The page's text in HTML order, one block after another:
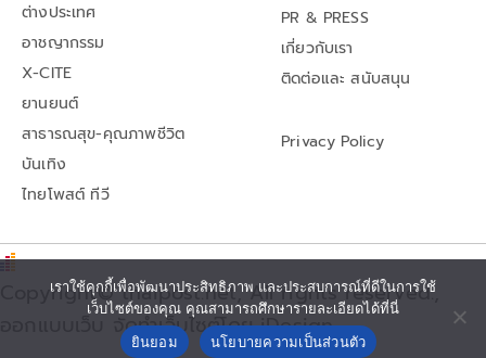
ต่างประเทศ
อาชญากรรม
X-CITE
ยานยนต์
สาธารณสุข-คุณภาพชีวิต
บันเทิง
ไทยโพสต์ ทีวี
PR & PRESS
เกี่ยวกับเรา
ติดต่อและ สนับสนุน
Privacy Policy
Copyright© thaipost.net, All rights reserved.,
ออกแบบเว็บ จัดทำเว็บไซต์โดย iDesign
เราใช้คุกกี้เพื่อพัฒนาประสิทธิภาพ และประสบการณ์ที่ดีในการใช้
เว็บไซต์ของคุณ คุณสามารถศึกษารายละเอียดได้ที่นี่
ยินยอม
นโยบายความเป็นส่วนตัว